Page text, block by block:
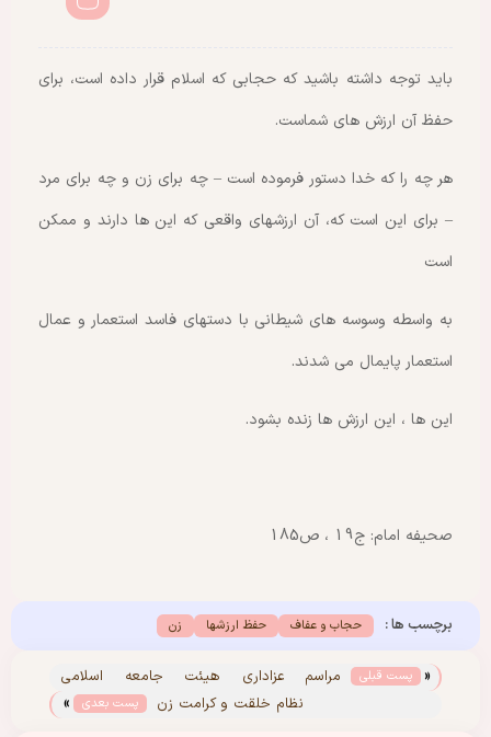
باید توجه داشته باشید که حجابی که اسلام قرار داده است، برای
حفظ آن ارزش های شماست.
هر چه را که خدا دستور فرموده است – چه برای زن و چه برای مرد
– برای این است که، آن ارزشهای واقعی که این ها دارند و ممکن
است
به واسطه وسوسه های شیطانی با دستهای فاسد استعمار و عمال
استعمار پایمال می شدند.
این ها ، این ارزش ها زنده بشود.
صحیفه امام: ج19 ، ص185
برچسب ها : حجاب و عفاف حفظ ارزشها زن
« پست قبلی
مراسم عزاداری هیئت جامعه اسلامی
ورزشکاران در حسینیه جماران
نظام خلقت و کرامت زن‏ پست بعدی »